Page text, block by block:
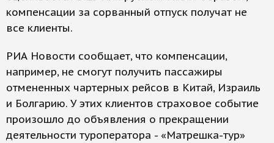
компенсации за сорванный отпуск получат не
все клиенты.
РИА Новости сообщает, что компенсации,
например, не смогут получить пассажиры
отмененных чартерных рейсов в Китай, Израиль
и Болгарию. У этих клиентов страховое событие
произошло до объявления о прекращении
деятельности туроператора - «Матрешка-тур»